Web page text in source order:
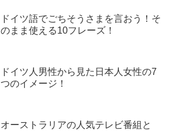
ドイツ語でごちそうさまを言おう！そ
のまま使える10フレーズ！
ドイツ人男性から見た日本人女性の7
つのイメージ！
オーストラリアの人気テレビ番組と